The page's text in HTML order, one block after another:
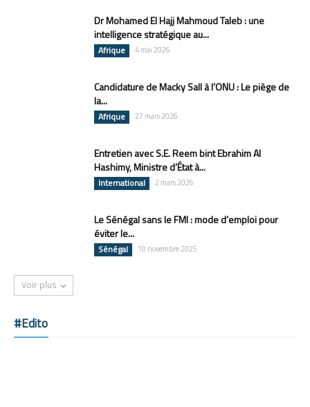
Dr Mohamed El Hajj Mahmoud Taleb : une
intelligence stratégique au...
Afrique 4 mai 2026
Candidature de Macky Sall à l’ONU : Le piège de
la...
Afrique 27 mars 2026
Entretien avec S.E. Reem bint Ebrahim Al
Hashimy, Ministre d’État à...
International 2 mars 2026
Le Sénégal sans le FMI : mode d’emploi pour
éviter le...
Sénégal 10 novembre 2025
Voir plus
#Edito